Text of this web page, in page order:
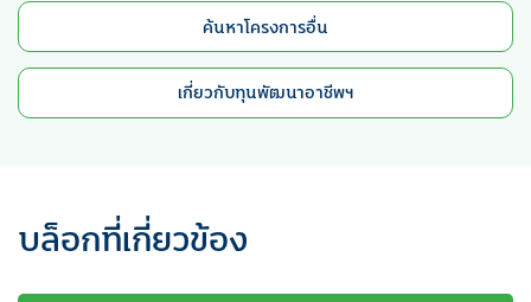
ค้นหาโครงการอื่น
เกี่ยวกับทุนพัฒนาอาชีพฯ
บล็อกที่เกี่ยวข้อง